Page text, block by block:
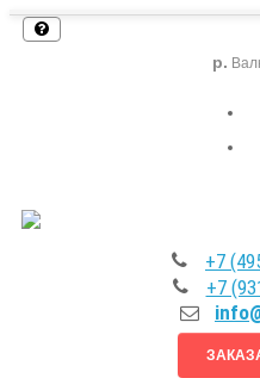
р.
+7
+7